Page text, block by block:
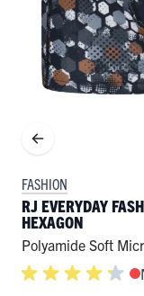
FASHION
RJ EVERYDAY
HEXAGON
Polyamide Soft